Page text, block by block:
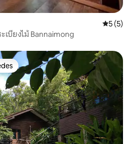
5 de
5 (5)
เบียงไม้ Bannaimong
dos hóspedes